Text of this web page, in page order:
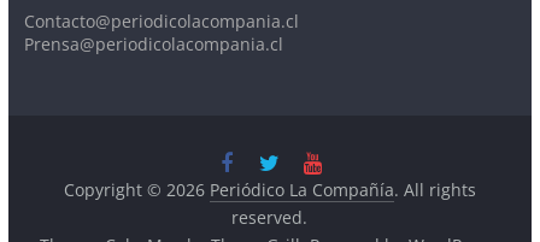
Contacto@periodicolacompania.cl
Prensa@periodicolacompania.cl
Copyright © 2026 Periódico La Compañía. All rights
reserved.